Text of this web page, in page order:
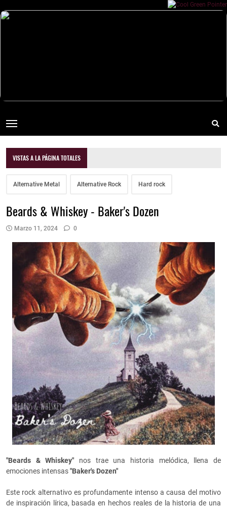
VISTAS A LA PÁGINA TOTALES
Alternative Metal Alternative Rock Hard rock
Beards & Whiskey - Baker's Dozen
Marzo 11, 2024 0
"Beards & Whiskey" nos trae una historia melódica, llena de
emociones intensas"Baker's Dozen"
Este rock alternativo es profundamente intenso a causa del motivo
de inspiración lírica, basada en hechos reales de la historia de una